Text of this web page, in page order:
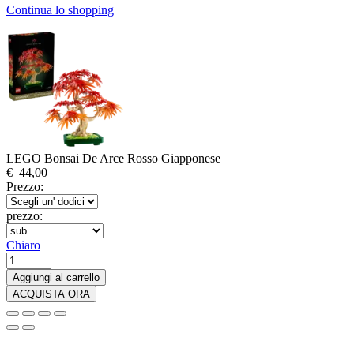
Continua lo shopping
LEGO Bonsai De Arce Rosso Giapponese
€ 44,00
Prezzo:
prezzo:
Chiaro
LEGO
Bonsai
De
Arce
Rojo
Giapponese
Aggiungi al carrello
ACQUISTA ORA